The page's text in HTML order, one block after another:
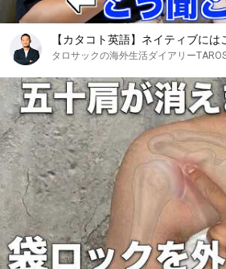
【カタコト英語】ネイティブには
タロサックの海外生活ダイアリー